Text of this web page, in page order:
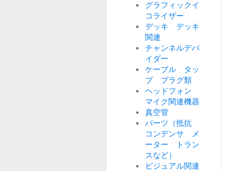
グラフィックイ
コライザー
デッキ デッキ
関連
チャンネルデバ
イダー
ケーブル タッ
プ プラグ類
ヘッドフォン
マイク関連機器
真空管
パーツ（抵抗
コンデンサ メ
ーター トラン
スなど）
ビジュアル関連